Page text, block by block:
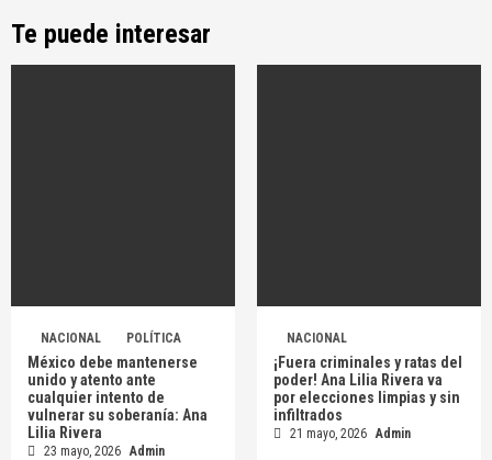
Te puede interesar
NACIONAL POLÍTICA
México debe mantenerse
unido y atento ante
cualquier intento de
vulnerar su soberanía: Ana
Lilia Rivera
23 mayo, 2026 Admin
NACIONAL
¡Fuera criminales y ratas del
poder! Ana Lilia Rivera va
por elecciones limpias y sin
infiltrados
21 mayo, 2026 Admin